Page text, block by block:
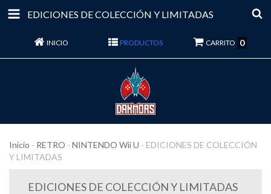
EDICIONES DE COLECCIÓN Y LIMITADAS
INICIO PRODUCTOS CARRITO 0
Inicio - RETRO - NINTENDO Wii U - EDICIONES DE COLECCIÓN
Y LIMITADAS
EDICIONES DE COLECCIÓN Y LIMITADAS